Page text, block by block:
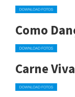
Como
Carne